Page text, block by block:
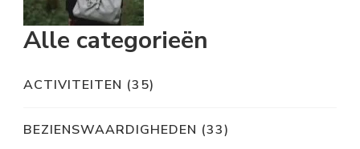
Alle categorieën
ACTIVITEITEN (35)
BEZIENSWAARDIGHEDEN (33)